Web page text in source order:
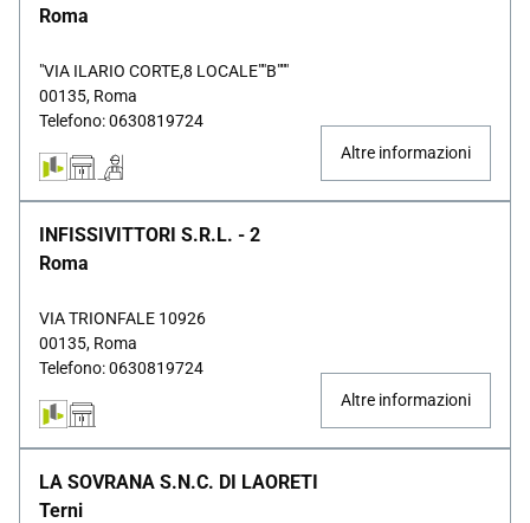
Roma
"VIA ILARIO CORTE,8 LOCALE""B"""
00135, Roma
Telefono: 0630819724
Altre informazioni
INFISSIVITTORI S.R.L. - 2
Roma
VIA TRIONFALE 10926
00135, Roma
Telefono: 0630819724
Altre informazioni
LA SOVRANA S.N.C. DI LAORETI
Terni